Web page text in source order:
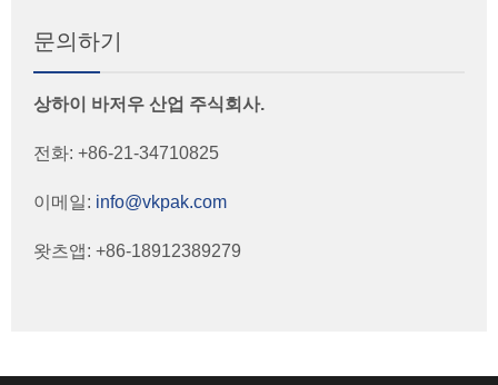
문의하기
상하이 바저우 산업 주식회사.
전화: +86-21-34710825
이메일: info@vkpak.com
왓츠앱: +86-18912389279